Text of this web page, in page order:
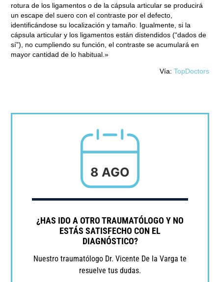
rotura de los ligamentos o de la cápsula articular se producirá
un escape del suero con el contraste por el defecto,
identificándose su localización y tamaño. Igualmente, si la
cápsula articular y los ligamentos están distendidos (“dados de
sí”), no cumpliendo su función, el contraste se acumulará en
mayor cantidad de lo habitual.»
Vía: TopDoctors
8 AGO
¿HAS IDO A OTRO TRAUMATÓLOGO Y NO
ESTÁS SATISFECHO CON EL
DIAGNÓSTICO?
Nuestro traumatólogo Dr. Vicente De la Varga te
resuelve tus dudas.